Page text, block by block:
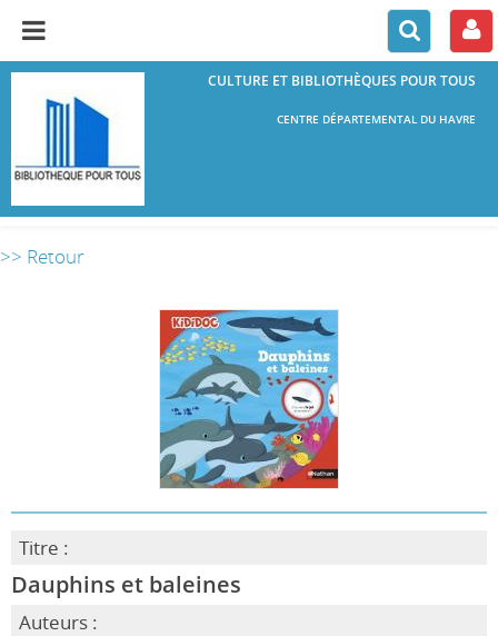
CULTURE ET BIBLIOTHÈQUES POUR TOUS
CENTRE DÉPARTEMENTAL DU HAVRE
>> Retour
Titre :
Dauphins et baleines
Auteurs :